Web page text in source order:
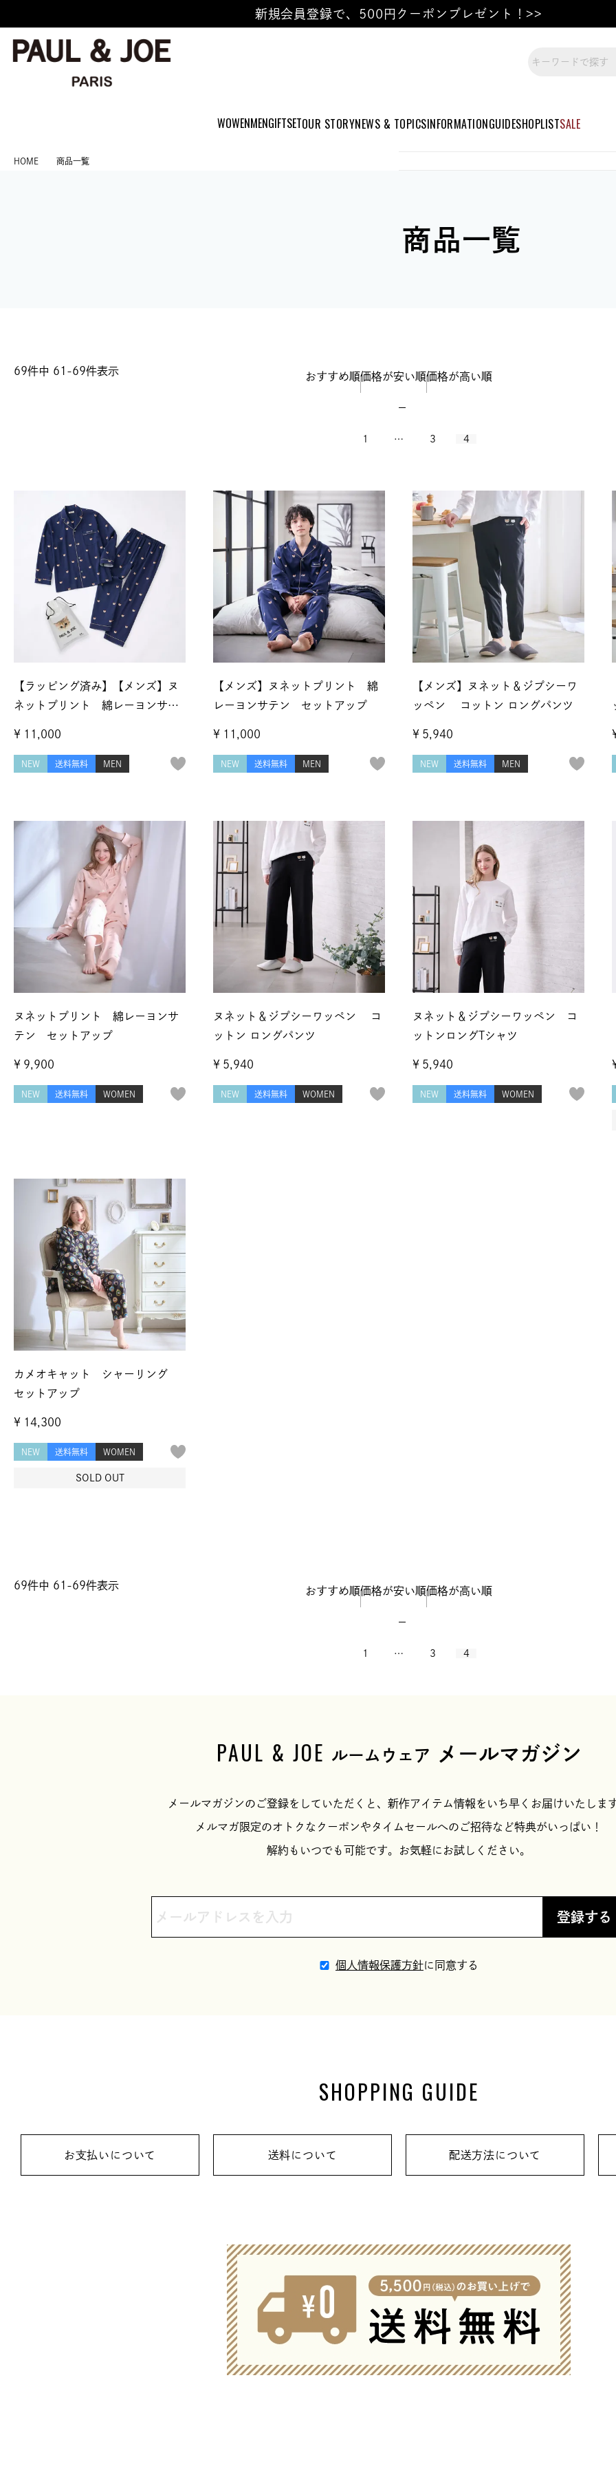
WOWENMENGIFTSETOUR STORYNEWS & TOPICSINFORMATIONGUIDESHOPLISTSALE
新規会員登録で、500円クーポンプレゼント！>>
HOME 商品一覧
商品一覧
おすすめ順価格が安い順価格が高い順
69件中 61 -69件表示
1 … 3 4
【ラッピング済み】【メンズ】ヌ
ネットプリント 綿レーヨンサテ
¥ 11,000
NEW 送料無料 MEN
【メンズ】ヌネットプリント 綿
レーヨンサテン セットアップ
¥ 11,000
NEW 送料無料 MEN
【メンズ】ヌネット＆ジプシーワ
ッペン コットン ロングパンツ
¥ 5,940
NEW 送料無料 MEN
ヌネットプリント 綿レーヨンサ
テン セットアップ
¥ 9,900
NEW 送料無料 WOMEN
ヌネット＆ジプシーワッペン コ
ットン ロングパンツ
¥ 5,940
NEW 送料無料 WOMEN
ヌネット＆ジプシーワッペン コ
ットンロングTシャツ
¥ 5,940
NEW 送料無料 WOMEN
カメオキャット シャーリング
セットアップ
¥ 14,300
NEW 送料無料 WOMEN
SOLD OUT
おすすめ順価格が安い順価格が高い順
69件中 61 -69件表示
1 … 3 4
PAUL & JOE ルームウェア メールマガジン
メールマガジンのご登録をしていただくと、新作アイテム情報をいち早くお届けいたしま
メルマガ限定のオトクなクーポンやタイムセールへのご招待など特典がいっぱい！
解約もいつでも可能です。お気軽にお試しください。
登録する
個人情報保護方針に同意する
SHOPPING GUIDE
お支払いについて 送料について 配送方法について